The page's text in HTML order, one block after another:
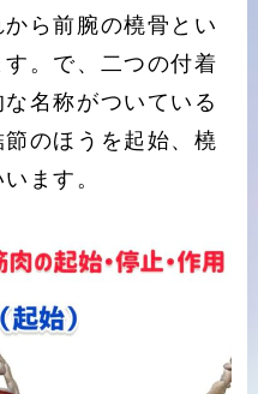
ら前腕の橈骨とい
。で、二つの付着
名称がついている
のほうを起始、橈
ます。